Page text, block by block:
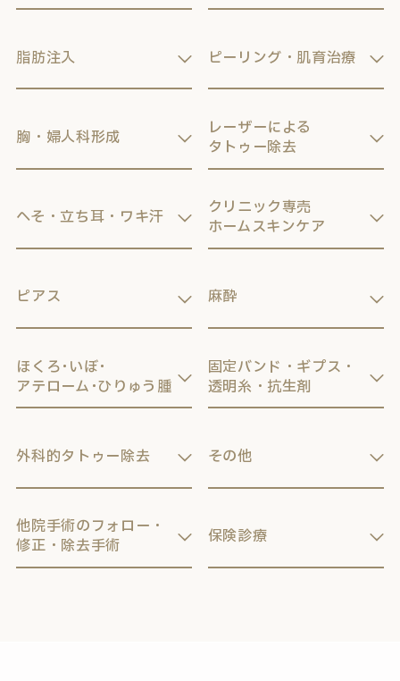
脂肪注入
胸・婦人科形成
へそ・立ち耳・ワキ汗
ピアス
ほくろ･いぼ･
アテローム･ひりゅう腫
外科的タトゥー除去
他院手術のフォロー・
修正・除去手術
ピーリング・肌育治療
レーザーによる
タトゥー除去
クリニック専売
ホームスキンケア
麻酔
固定バンド・ギプス・
透明糸・抗生剤
その他
保険診療